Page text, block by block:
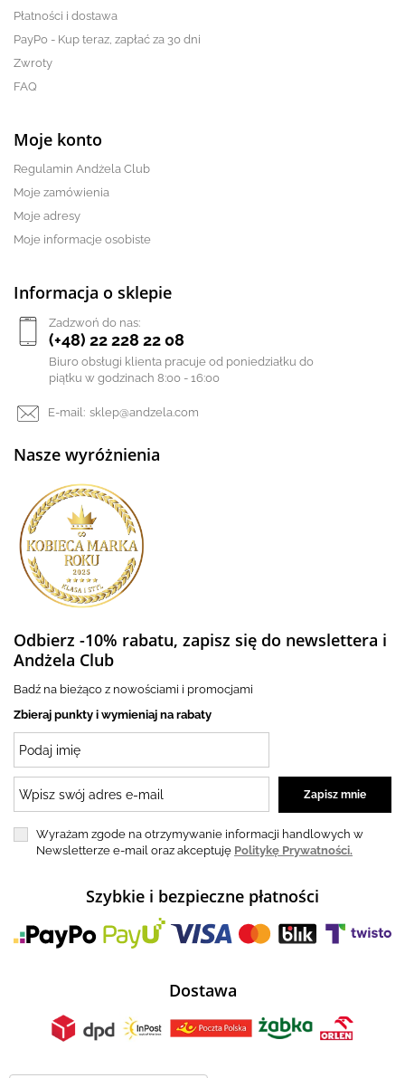
Płatności i dostawa
PayPo - Kup teraz, zapłać za 30 dni
Zwroty
FAQ
Moje konto
Regulamin Andżela Club
Moje zamówienia
Moje adresy
Moje informacje osobiste
Informacja o sklepie
Zadzwoń do nas:
(+48) 22 228 22 08
Biuro obsługi klienta pracuje od poniedziałku do
piątku w godzinach 8:00 - 16:00
E-mail: sklep@andzela.com
Nasze wyróżnienia
Odbierz -10% rabatu, zapisz się do newslettera i
Andżela Club
Badź na bieżąco z nowościami i promocjami
Zbieraj punkty i wymieniaj na rabaty
Wyrażam zgode na otrzymywanie informacji handlowych w
Newsletterze e-mail oraz akceptuję Politykę Prywatności.
Szybkie i bezpieczne płatności
Dostawa